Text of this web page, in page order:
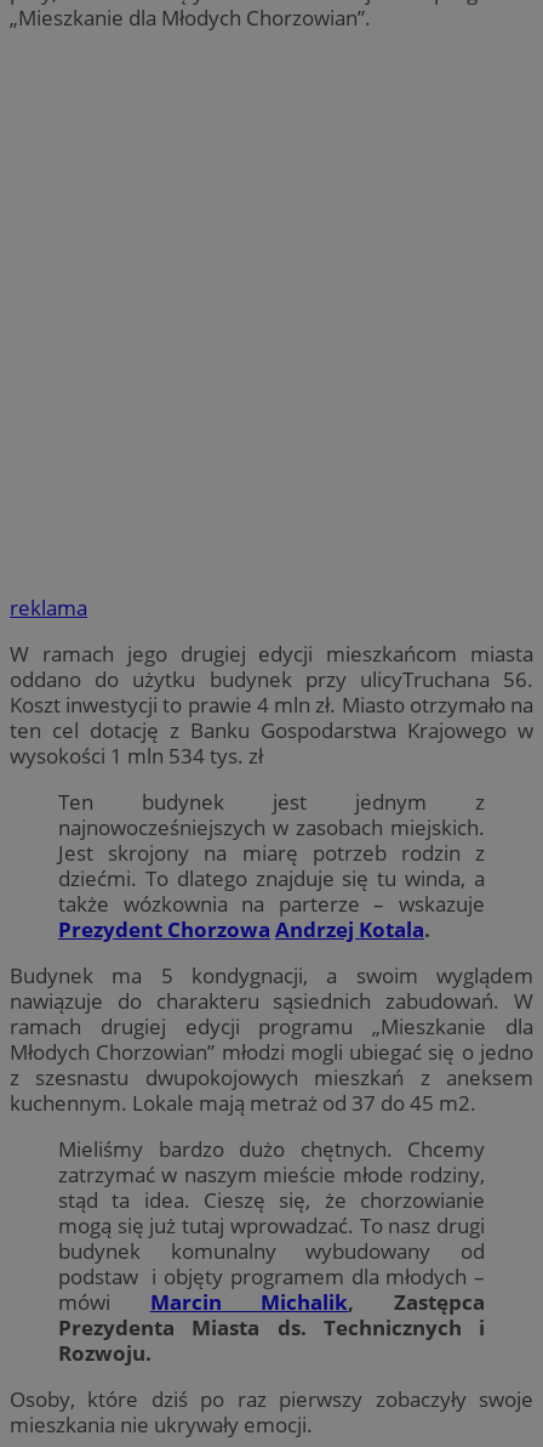
„Mieszkanie dla Młodych Chorzowian”.
reklama
W ramach jego drugiej edycji mieszkańcom miasta
oddano do użytku budynek przy ulicyTruchana 56.
Koszt inwestycji to prawie 4 mln zł. Miasto otrzymało na
ten cel dotację z Banku Gospodarstwa Krajowego w
wysokości 1 mln 534 tys. zł
Ten budynek jest jednym z
najnowocześniejszych w zasobach miejskich.
Jest skrojony na miarę potrzeb rodzin z
dziećmi. To dlatego znajduje się tu winda, a
także wózkownia na parterze – wskazuje
Prezydent Chorzowa Andrzej Kotala.
Budynek ma 5 kondygnacji, a swoim wyglądem
nawiązuje do charakteru sąsiednich zabudowań. W
ramach drugiej edycji programu „Mieszkanie dla
Młodych Chorzowian” młodzi mogli ubiegać się o jedno
z szesnastu dwupokojowych mieszkań z aneksem
kuchennym. Lokale mają metraż od 37 do 45 m2.
Mieliśmy bardzo dużo chętnych. Chcemy
zatrzymać w naszym mieście młode rodziny,
stąd ta idea. Cieszę się, że chorzowianie
mogą się już tutaj wprowadzać. To nasz drugi
budynek komunalny wybudowany od
podstaw i objęty programem dla młodych –
mówi Marcin Michalik, Zastępca
Prezydenta Miasta ds. Technicznych i
Rozwoju.
Osoby, które dziś po raz pierwszy zobaczyły swoje
mieszkania nie ukrywały emocji.